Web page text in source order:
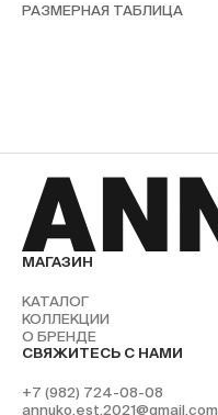
РАЗМЕРНАЯ ТАБЛИЦА
МАГАЗИН
КАТАЛОГ
КОЛЛЕКЦИИ
О БРЕНДЕ
СВЯЖИТЕСЬ С НАМИ
+7 (982) 724-08-08
annuko.est.2021@gmail.com